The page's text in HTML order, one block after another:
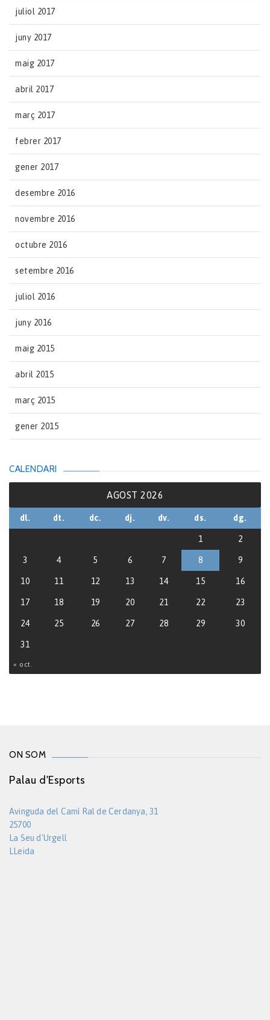
juliol 2017
juny 2017
maig 2017
abril 2017
març 2017
febrer 2017
gener 2017
desembre 2016
novembre 2016
octubre 2016
setembre 2016
juliol 2016
juny 2016
maig 2015
abril 2015
març 2015
gener 2015
CALENDARI
AGOST 2026
dl. dt. dc. dj. dv. ds. dg.
« oct.
1 2
3 4 5 6 7 8 9
10 11 12 13 14 15 16
17 18 19 20 21 22 23
24 25 26 27 28 29 30
31
ON SOM
Palau d'Esports
Avinguda del Camí Ral de Cerdanya, 31
25700
La Seu d'Urgell
LLeida